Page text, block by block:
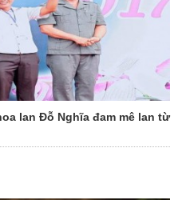
lan Đỗ Nghĩa đam mê lan từ